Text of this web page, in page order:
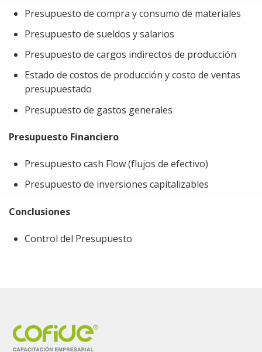
Presupuesto de compra y consumo de materiales
Presupuesto de sueldos y salarios
Presupuesto de cargos indirectos de producción
Estado de costos de producción y costo de ventas
presupuestado
Presupuesto de gastos generales
Presupuesto Financiero
Presupuesto cash Flow (flujos de efectivo)
Presupuesto de inversiones capitalizables
Conclusiones
Control del Presupuesto